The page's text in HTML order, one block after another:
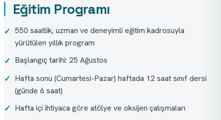
Eğitim Programı
✓ 550 saatlik, uzman ve deneyimli eğitim kadrosuyla
yürütülen yıllık program
✓ Başlangıç tarihi: 25 Ağustos
✓ Hafta sonu (Cumartesi-Pazar) haftada 12 saat sınıf dersi
(günde 6 saat)
✓ Hafta içi ihtiyaca göre atölye ve oksijen çalışmaları